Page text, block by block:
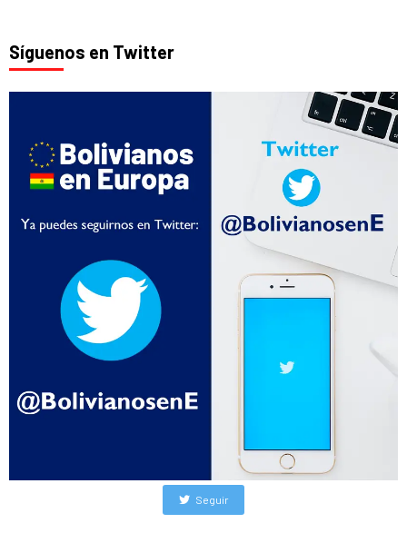
Síguenos en Twitter
Seguir